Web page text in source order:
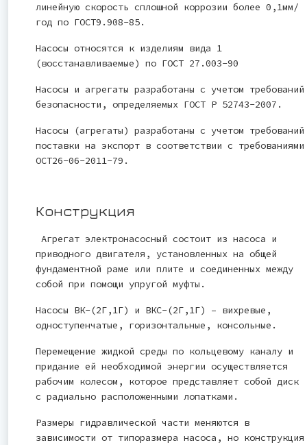
линейную скорость сплошной коррозии более 0,1мм/
год по ГОСТ9.908-85.
Насосы относятся к изделиям вида 1
(восстанавливаемые) по ГОСТ 27.003-90
Насосы и агрегаты разработаны с учетом требований
безопасности, определяемых ГОСТ Р 52743-2007.
Насосы (агрегаты) разработаны с учетом требований
поставки на экспорт в соответствии с требованиями
ОСТ26-06-2011-79.
Конструкция
Агрегат электронасосный состоит из насоса и
приводного двигателя, установленных на общей
фундаментной раме или плите и соединенных между
собой при помощи упругой муфты.
Насосы ВК-(2Г,1Г) и ВКС-(2Г,1Г) – вихревые,
одноступенчатые, горизонтальные, консольные.
Перемещение жидкой среды по кольцевому каналу и
придание ей необходимой энергии осуществляется
рабочим колесом, которое представляет собой диск
с радиально расположенными лопатками.
Размеры гидравлической части меняются в
зависимости от типоразмера насоса, но конструкция